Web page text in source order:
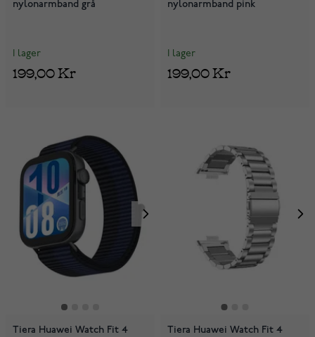
nylonarmband grå
I lager
199,00 Kr
nylonarmband pink
I lager
199,00 Kr
Tiera Huawei Watch Fit 4
Tiera Huawei Watch Fit 4